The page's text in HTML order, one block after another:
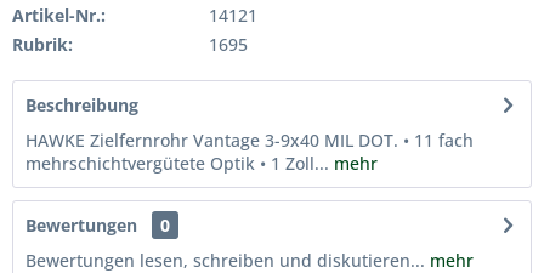
Artikel-Nr.:
14121
Rubrik:
1695
Beschreibung
HAWKE Zielfernrohr Vantage 3-9x40 MIL DOT. • 11 fach
mehrschichtvergütete Optik • 1 Zoll... mehr
Bewertungen
0
Bewertungen lesen, schreiben und diskutieren... mehr